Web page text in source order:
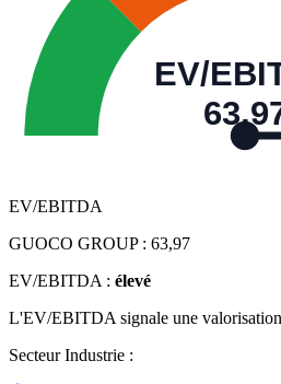
EV/
EV/EBITDA
GUOCO GROUP : 63,97
EV/EBITDA : élevé
L'EV/EBITDA signale une
Secteur Industrie :